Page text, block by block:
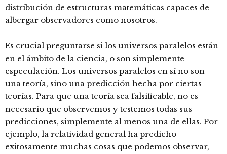
distribución de estructuras matemáticas capaces de
albergar observadores como nosotros.
Es crucial preguntarse si los universos paralelos están
en el ámbito de la ciencia, o son simplemente
especulación. Los universos paralelos en sí no son
una teoría, sino una predicción hecha por ciertas
teorías. Para que una teoría sea falsificable, no es
necesario que observemos y testemos todas sus
predicciones, simplemente al menos una de ellas. Por
ejemplo, la relatividad general ha predicho
exitosamente muchas cosas que podemos observar,